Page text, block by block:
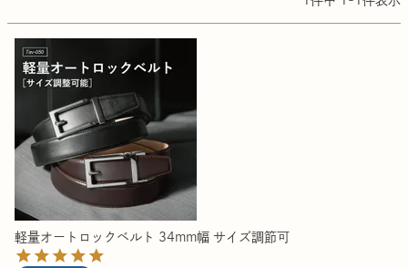
軽量オートロックベルト 34mm幅 サイズ調節可